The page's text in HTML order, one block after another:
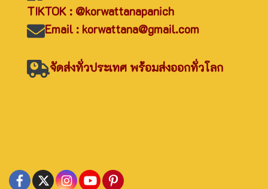
TIKTOK : @korwattanapanich
Email : korwattana@gmail.com
จัดส่งทั่วประเทศ พร้อมส่งออกทั่วโลก